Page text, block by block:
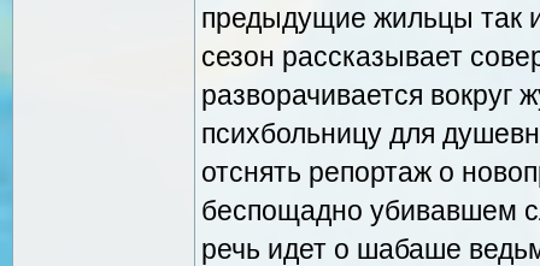
предыдущие жильцы так
сезон рассказывает
разворачивается вокруг
психбольницу для
отснять репортаж о
беспощадно убивавшем
речь идет о шабаше